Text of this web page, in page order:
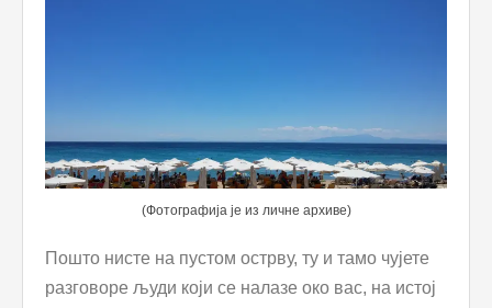
(Фотографија је из личне архиве)
Пошто нисте на пустом острву, ту и тамо чујете
разговоре људи који се налазе око вас, на истој